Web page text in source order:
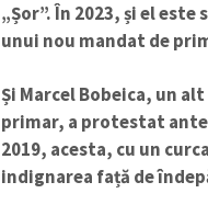
„Șor”. În 2023, și el
unui nou mandat de
Și Marcel Bobeica, un
primar, a protestat
2019, acesta, cu un
indignarea față de